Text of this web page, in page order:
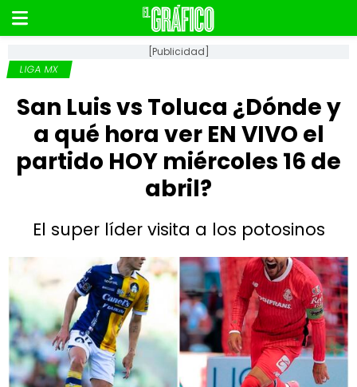
[Publicidad]
LIGA MX
San Luis vs Toluca ¿Dónde y
a qué hora ver EN VIVO el
partido HOY miércoles 16 de
abril?
El super líder visita a los potosinos